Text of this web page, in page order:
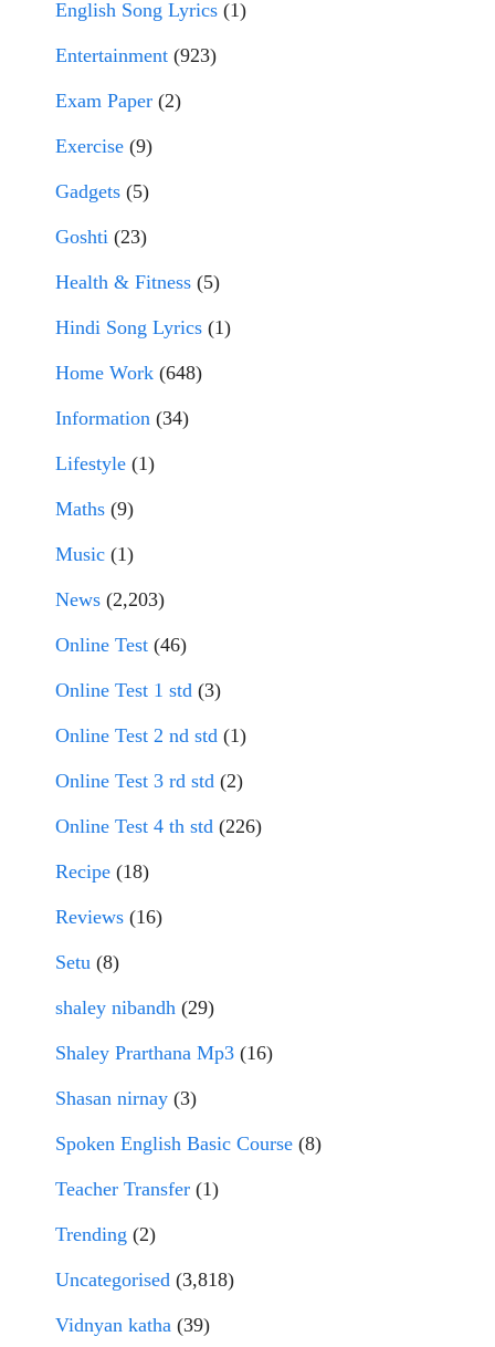
English Song Lyrics (1)
Entertainment (923)
Exam Paper (2)
Exercise (9)
Gadgets (5)
Goshti (23)
Health & Fitness (5)
Hindi Song Lyrics (1)
Home Work (648)
Information (34)
Lifestyle (1)
Maths (9)
Music (1)
News (2,203)
Online Test (46)
Online Test 1 std (3)
Online Test 2 nd std (1)
Online Test 3 rd std (2)
Online Test 4 th std (226)
Recipe (18)
Reviews (16)
Setu (8)
shaley nibandh (29)
Shaley Prarthana Mp3 (16)
Shasan nirnay (3)
Spoken English Basic Course (8)
Teacher Transfer (1)
Trending (2)
Uncategorised (3,818)
Vidnyan katha (39)